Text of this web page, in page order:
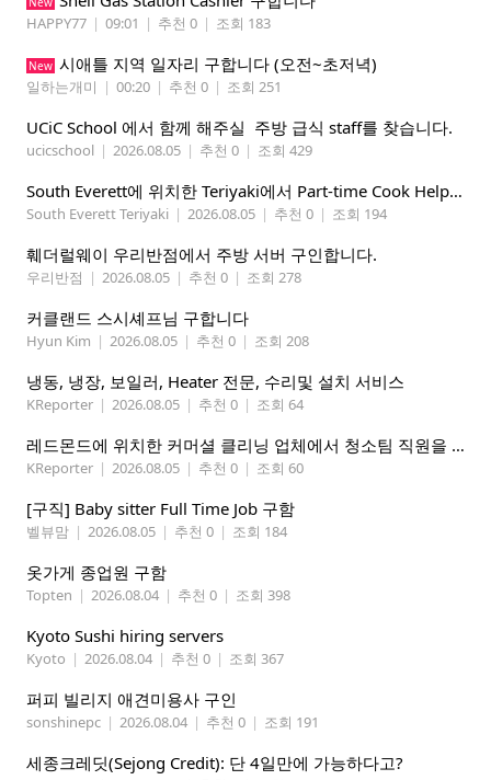
HAPPY77 | 09:01 | 추천 0 | 조회 183
New 시애틀 지역 일자리 구합니다 (오전~초저녁)
일하는개미 | 00:20 | 추천 0 | 조회 251
UCiC School 에서 함께 해주실 주방 급식 staff를 찾습니다.
ucicschool | 2026.08.05 | 추천 0 | 조회 429
South Everett에 위치한 Teriyaki에서 Part-time Cook Helper 구합니다. Mon-Sat, 4:00 pm-8:30 pm
South Everett Teriyaki | 2026.08.05 | 추천 0 | 조회 194
훼더럴웨이 우리반점에서 주방 서버 구인합니다.
우리반점 | 2026.08.05 | 추천 0 | 조회 278
커클랜드 스시셰프님 구합니다
Hyun Kim | 2026.08.05 | 추천 0 | 조회 208
냉동, 냉장, 보일러, Heater 전문, 수리및 설치 서비스
KReporter | 2026.08.05 | 추천 0 | 조회 64
레드몬드에 위치한 커머셜 클리닝 업체에서 청소팀 직원을 모집합니다.
KReporter | 2026.08.05 | 추천 0 | 조회 60
[구직] Baby sitter Full Time Job 구함
벨뷰맘 | 2026.08.05 | 추천 0 | 조회 184
옷가게 종업원 구함
Topten | 2026.08.04 | 추천 0 | 조회 398
Kyoto Sushi hiring servers
Kyoto | 2026.08.04 | 추천 0 | 조회 367
퍼피 빌리지 애견미용사 구인
sonshinepc | 2026.08.04 | 추천 0 | 조회 191
세종크레딧(Sejong Credit): 단 4일만에 가능하다고?